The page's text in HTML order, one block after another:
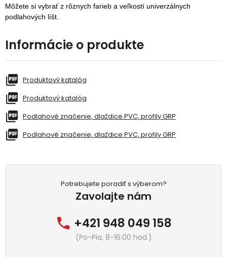
Môžete si vybrať z rôznych farieb a veľkostí univerzálnych
podlahových líšt.
Informácie o produkte
Produktový katalóg
Produktový katalóg
Podlahové značenie, dlaždice PVC, profily GRP
Podlahové značenie, dlaždice PVC, profily GRP
Potrebujete poradiť s výberom?
Zavolajte nám
+421 948 049 158
(Po-Pia, 8-16:00 hod.)